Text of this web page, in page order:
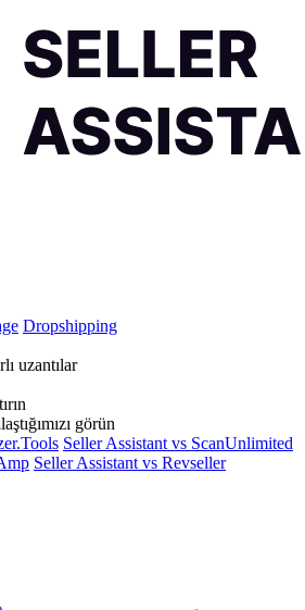
Dropshipping
uzantılar
görün
Seller Assistant vs ScanUnlimited
Seller Assistant vs Revseller